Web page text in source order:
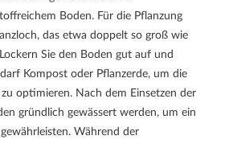
Boden. Für die Pflanzung
das etwa doppelt so groß wie
Sie den Boden gut auf und
Kompost oder Pflanzerde, um die
optimieren. Nach dem Einsetzen der
gründlich gewässert werden, um ein
Während der